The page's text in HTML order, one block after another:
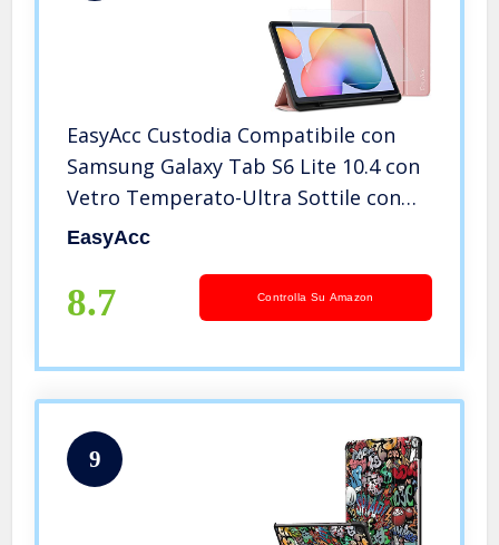
EasyAcc Custodia Compatibile con
Samsung Galaxy Tab S6 Lite 10.4 con
Vetro Temperato-Ultra Sottile con
Cover Leggero Supporto in Pelle PU
Samsung Tab S6 Lite 2020, Rosa
EasyAcc
8.7 Controlla Su Amazon
9